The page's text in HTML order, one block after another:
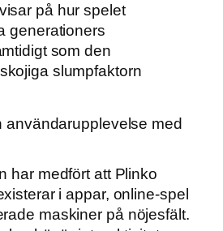
på hur spelet
generationers
som den
slumpfaktorn
användarupplevelse med
har medfört att Plinko
i appar, online-spel
maskiner på nöjesfält.